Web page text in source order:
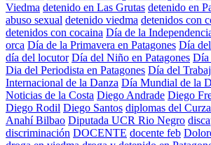
Viedma detenido en Las Grutas detenido en
abuso sexual detenido viedma detenidos con
detenidos con cocaina Día de la
orca Día de la Primavera en Patagones Día
día del locutor Día del Niño en Patagones Día
Dia del Periodista en Patagones Día del
Internacional de la Danza Día Mundial de la
Noticias de la Costa Diego Andrade Diego
Diego Rodil Diego Santos diplomas del
Anahí Bilbao Diputada UCR Rio Negro
discriminación DOCENTE docente feb